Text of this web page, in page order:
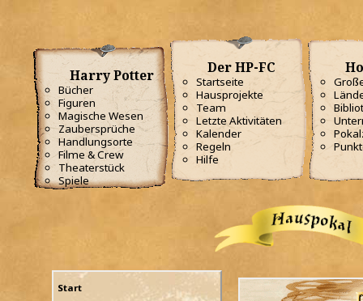
Harry Potter
Bücher
Figuren
Magische Wesen
Zaubersprüche
Handlungsorte
Filme & Crew
Theaterstück
Spiele
Der HP-FC
Startseite
Hausprojekte
Team
Letzte Aktivitäten
Kalender
Regeln
Hilfe
Start